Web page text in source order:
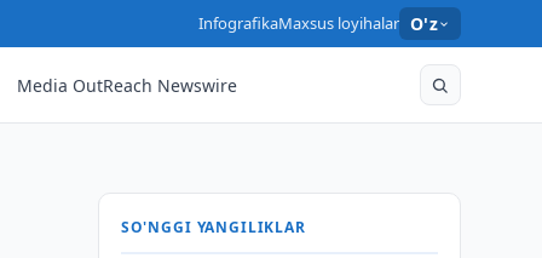
InfografikaMaxsus loyihalar O'z
Media OutReach Newswire
SO'NGGI YANGILIKLAR